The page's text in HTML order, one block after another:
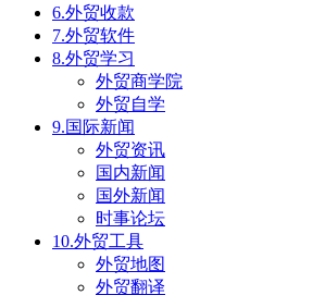
6.外贸收款
7.外贸软件
8.外贸学习
外贸商学院
外贸自学
9.国际新闻
外贸资讯
国内新闻
国外新闻
时事论坛
10.外贸工具
外贸地图
外贸翻译